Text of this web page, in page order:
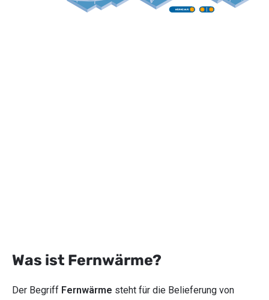
Was ist Fernwärme?
Der Begriff Fernwärme steht für die Belieferung von